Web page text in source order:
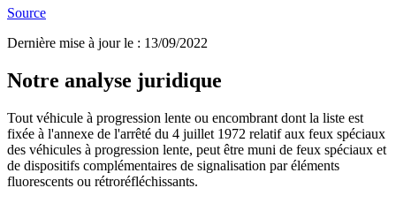
Source
Dernière mise à jour le : 13/09/2022
Notre analyse juridique
Tout véhicule à progression lente ou encombrant dont la liste est
fixée à l'annexe de l'arrêté du 4 juillet 1972 relatif aux feux spéciaux
des véhicules à progression lente, peut être muni de feux spéciaux et
de dispositifs complémentaires de signalisation par éléments
fluorescents ou rétroréfléchissants.